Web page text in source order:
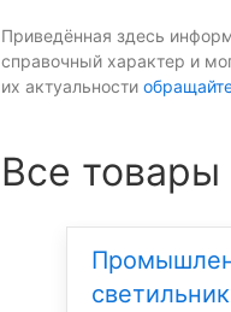
Приведённая здесь
справочный характер и
их актуальности
Все